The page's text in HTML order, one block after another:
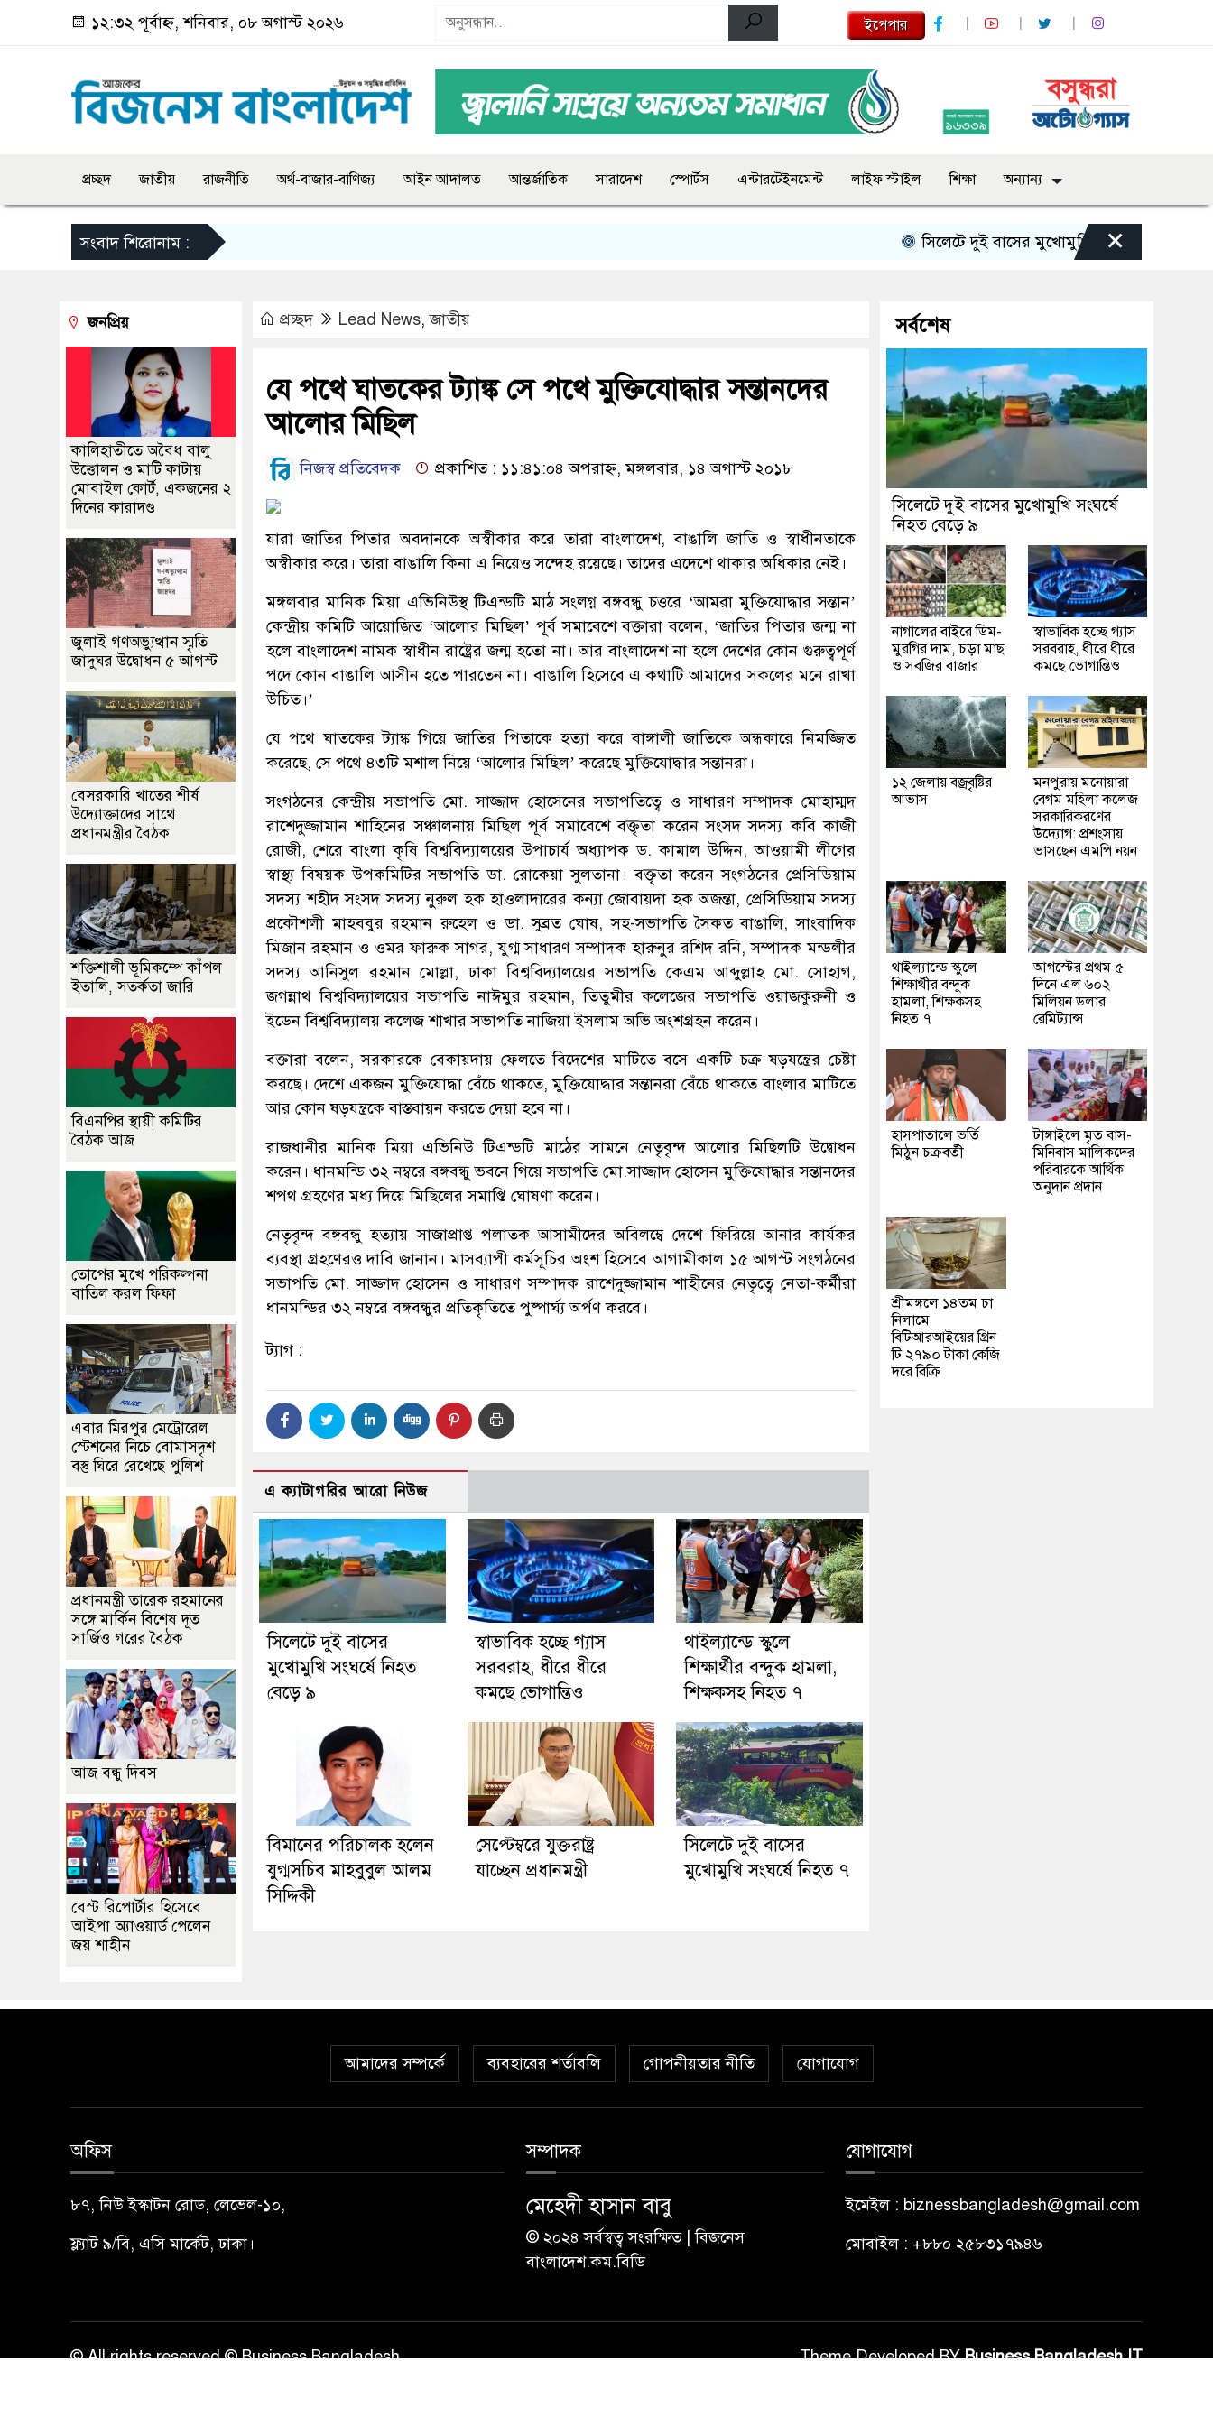
১২:৩২ পূর্বাহ্ন, শনিবার, ০৮ অগাস্ট ২০২৬ ইপেপার
প্রচ্ছদ জাতীয় রাজনীতি অর্থ-বাজার-বাণিজ্য আইন আদালত আন্তর্জাতিক সারাদেশ স্পোর্টস এন্টারটেইনমেন্ট লাইফ স্টাইল শিক্ষা অন্যান্য
সংবাদ শিরোনাম : সিলেটে দুই বাসের মুখোমুখি সংঘর্ষে নিহত বেড়ে ৯
×
প্রচ্ছদ Lead News,জাতীয়
যে পথে ঘাতকের ট্যাঙ্ক সে পথে মুক্তিযোদ্ধার সন্তানদের
আলোর মিছিল
নিজস্ব প্রতিবেদক প্রকাশিত : ১১:৪১:০৪ অপরাহ্ন, মঙ্গলবার, ১৪ অগাস্ট ২০১৮
যারা জাতির পিতার অবদানকে অস্বীকার করে তারা বাংলাদেশ, বাঙালি জাতি ও স্বাধীনতাকে
অস্বীকার করে। তারা বাঙালি কিনা এ নিয়েও সন্দেহ রয়েছে। তাদের এদেশে থাকার অধিকার নেই।
মঙ্গলবার মানিক মিয়া এভিনিউস্থ টিএন্ডটি মাঠ সংলগ্ন বঙ্গবন্ধু চত্তরে ‘আমরা মুক্তিযোদ্ধার সন্তান’
কেন্দ্রীয় কমিটি আয়োজিত ‘আলোর মিছিল’ পূর্ব সমাবেশে বক্তারা বলেন, ‘জাতির পিতার জন্ম না
হলে বাংলাদেশ নামক স্বাধীন রাষ্ট্রের জন্ম হতো না। আর বাংলাদেশ না হলে দেশের কোন গুরুত্বপূর্ণ
পদে কোন বাঙালি আসীন হতে পারতেন না। বাঙালি হিসেবে এ কথাটি আমাদের সকলের মনে রাখা
উচিত।’
যে পথে ঘাতকের ট্যাঙ্ক গিয়ে জাতির পিতাকে হত্যা করে বাঙ্গালী জাতিকে অন্ধকারে নিমজ্জিত
করেছে, সে পথে ৪৩টি মশাল নিয়ে ‘আলোর মিছিল’ করেছে মুক্তিযোদ্ধার সন্তানরা।
সংগঠনের কেন্দ্রীয় সভাপতি মো. সাজ্জাদ হোসেনের সভাপতিত্বে ও সাধারণ সম্পাদক মোহাম্মদ
রাশেদুজ্জামান শাহিনের সঞ্চালনায় মিছিল পূর্ব সমাবেশে বক্তৃতা করেন সংসদ সদস্য কবি কাজী
রোজী, শেরে বাংলা কৃষি বিশ্ববিদ্যালয়ের উপাচার্য অধ্যাপক ড. কামাল উদ্দিন, আওয়ামী লীগের
স্বাস্থ্য বিষয়ক উপকমিটির সভাপতি ডা. রোকেয়া সুলতানা। বক্তৃতা করেন সংগঠনের প্রেসিডিয়াম
সদস্য শহীদ সংসদ সদস্য নুরুল হক হাওলাদারের কন্যা জোবায়দা হক অজন্তা, প্রেসিডিয়াম সদস্য
প্রকৌশলী মাহববুর রহমান রুহেল ও ডা. সুব্রত ঘোষ, সহ-সভাপতি সৈকত বাঙালি, সাংবাদিক
মিজান রহমান ও ওমর ফারুক সাগর, যুগ্ম সাধারণ সম্পাদক হারুনুর রশিদ রনি, সম্পাদক মন্ডলীর
সদস্য আনিসুল রহমান মোল্লা, ঢাকা বিশ্ববিদ্যালয়ের সভাপতি কেএম আব্দুল্লাহ মো. সোহাগ,
জগন্নাথ বিশ্ববিদ্যালয়ের সভাপতি নাঈমুর রহমান, তিতুমীর কলেজের সভাপতি ওয়াজকুরুনী ও
ইডেন বিশ্ববিদ্যালয় কলেজ শাখার সভাপতি নাজিয়া ইসলাম অভি অংশগ্রহন করেন।
বক্তারা বলেন, সরকারকে বেকায়দায় ফেলতে বিদেশের মাটিতে বসে একটি চক্র ষড়যন্ত্রের চেষ্টা
করছে। দেশে একজন মুক্তিযোদ্ধা বেঁচে থাকতে, মুক্তিযোদ্ধার সন্তানরা বেঁচে থাকতে বাংলার মাটিতে
আর কোন ষড়যন্ত্রকে বাস্তবায়ন করতে দেয়া হবে না।
রাজধানীর মানিক মিয়া এভিনিউ টিএন্ডটি মাঠের সামনে নেতৃবৃন্দ আলোর মিছিলটি উদ্বোধন
করেন। ধানমন্ডি ৩২ নম্বরে বঙ্গবন্ধু ভবনে গিয়ে সভাপতি মো.সাজ্জাদ হোসেন মুক্তিযোদ্ধার সন্তানদের
শপথ গ্রহণের মধ্য দিয়ে মিছিলের সমাপ্তি ঘোষণা করেন।
নেতৃবৃন্দ বঙ্গবন্ধু হত্যায় সাজাপ্রাপ্ত পলাতক আসামীদের অবিলম্বে দেশে ফিরিয়ে আনার কার্যকর
ব্যবস্থা গ্রহণেরও দাবি জানান। মাসব্যাপী কর্মসূচির অংশ হিসেবে আগামীকাল ১৫ আগস্ট সংগঠনের
সভাপতি মো. সাজ্জাদ হোসেন ও সাধারণ সম্পাদক রাশেদুজ্জামান শাহীনের নেতৃত্বে নেতা-কর্মীরা
ধানমন্ডির ৩২ নম্বরে বঙ্গবন্ধুর প্রতিকৃতিতে পুষ্পার্ঘ্য অর্পণ করবে।
ট্যাগ :
এ ক্যাটাগরির আরো নিউজ
সিলেটে দুই বাসের
মুখোমুখি সংঘর্ষে নিহত
বেড়ে ৯
স্বাভাবিক হচ্ছে গ্যাস
সরবরাহ, ধীরে ধীরে
কমছে ভোগান্তিও
থাইল্যান্ডে স্কুলে
শিক্ষার্থীর বন্দুক হামলা,
শিক্ষকসহ নিহত ৭
বিমানের পরিচালক হলেন
যুগ্মসচিব মাহবুবুল আলম
সিদ্দিকী
সেপ্টেম্বরে যুক্তরাষ্ট্র
যাচ্ছেন প্রধানমন্ত্রী
সিলেটে দুই বাসের
মুখোমুখি সংঘর্ষে নিহত ৭
জনপ্রিয়
কালিহাতীতে অবৈধ বালু
উত্তোলন ও মাটি কাটায়
মোবাইল কোর্ট, একজনের ২
দিনের কারাদণ্ড
জুলাই গণঅভ্যুত্থান স্মৃতি
জাদুঘর উদ্বোধন ৫ আগস্ট
বেসরকারি খাতের শীর্ষ
উদ্যোক্তাদের সাথে
প্রধানমন্ত্রীর বৈঠক
শক্তিশালী ভূমিকম্পে কাঁপল
ইতালি, সতর্কতা জারি
বিএনপির স্থায়ী কমিটির
বৈঠক আজ
তোপের মুখে পরিকল্পনা
বাতিল করল ফিফা
এবার মিরপুর মেট্রোরেল
স্টেশনের নিচে বোমাসদৃশ
বস্তু ঘিরে রেখেছে পুলিশ
প্রধানমন্ত্রী তারেক রহমানের
সঙ্গে মার্কিন বিশেষ দূত
সার্জিও গরের বৈঠক
আজ বন্ধু দিবস
বেস্ট রিপোর্টার হিসেবে
আইপা অ্যাওয়ার্ড পেলেন
জয় শাহীন
সর্বশেষ
সিলেটে দুই বাসের মুখোমুখি সংঘর্ষে
নিহত বেড়ে ৯
নাগালের বাইরে ডিম-
মুরগির দাম, চড়া মাছ
ও সবজির বাজার
স্বাভাবিক হচ্ছে গ্যাস
সরবরাহ, ধীরে ধীরে
কমছে ভোগান্তিও
১২ জেলায় বজ্রবৃষ্টির
আভাস
মনপুরায় মনোয়ারা
বেগম মহিলা কলেজ
সরকারিকরণের
উদ্যোগ: প্রশংসায়
ভাসছেন এমপি নয়ন
থাইল্যান্ডে স্কুলে
শিক্ষার্থীর বন্দুক
হামলা, শিক্ষকসহ
নিহত ৭
আগস্টের প্রথম ৫
দিনে এল ৬০২
মিলিয়ন ডলার
রেমিট্যান্স
হাসপাতালে ভর্তি
মিঠুন চক্রবর্তী
টাঙ্গাইলে মৃত বাস-
মিনিবাস মালিকদের
পরিবারকে আর্থিক
অনুদান প্রদান
শ্রীমঙ্গলে ১৪তম চা
নিলামে
বিটিআরআইয়ের গ্রিন
টি ২৭৯০ টাকা কেজি
দরে বিক্রি
আমাদের সম্পর্কে ব্যবহারের শর্তাবলি গোপনীয়তার নীতি যোগাযোগ
অফিস
৮৭, নিউ ইস্কাটন রোড, লেভেল-১০,
ফ্ল্যাট ৯/বি, এসি মার্কেট, ঢাকা।
সম্পাদক
মেহেদী হাসান বাবু
© ২০২৪ সর্বস্বত্ব সংরক্ষিত | বিজনেস
বাংলাদেশ.কম.বিডি
যোগাযোগ
ইমেইল : biznessbangladesh@gmail.com
মোবাইল : +৮৮০ ২৫৮৩১৭৯৪৬
© All rights reserved © Business Bangladesh Theme Developed BYBusiness Bangladesh IT